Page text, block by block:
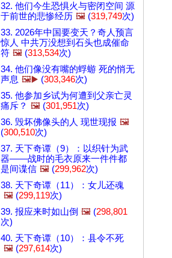
32. 他们今生恐惧火与密闭空间 源
于前世的悲惨经历 🖼️ (319,749次)
33. 2026年中国要变天？奇人预言
惊人 中共万没想到石头也成催命
符 🖼️ (313,534次)
34. 他们像没有嘴的蜉蝣 死的悄无
声息 🖼️▶️ (303,346次)
35. 他参加乡试为何遭到父亲亡灵
痛斥？ 🖼️ (301,951次)
36. 毁坏佛像头的人 现世现报 🖼️
(300,510次)
37. 天下奇谭（9）：以织针为武
器——战时的毛衣原来一件件都
是间谍信 🖼️ (299,962次)
38. 天下奇谭（11）：女儿还魂
🖼️ (299,119次)
39. 报应来时如山倒 🖼️ (298,801
次)
40. 天下奇谭（10）：县令不死
🖼️ (297,614次)